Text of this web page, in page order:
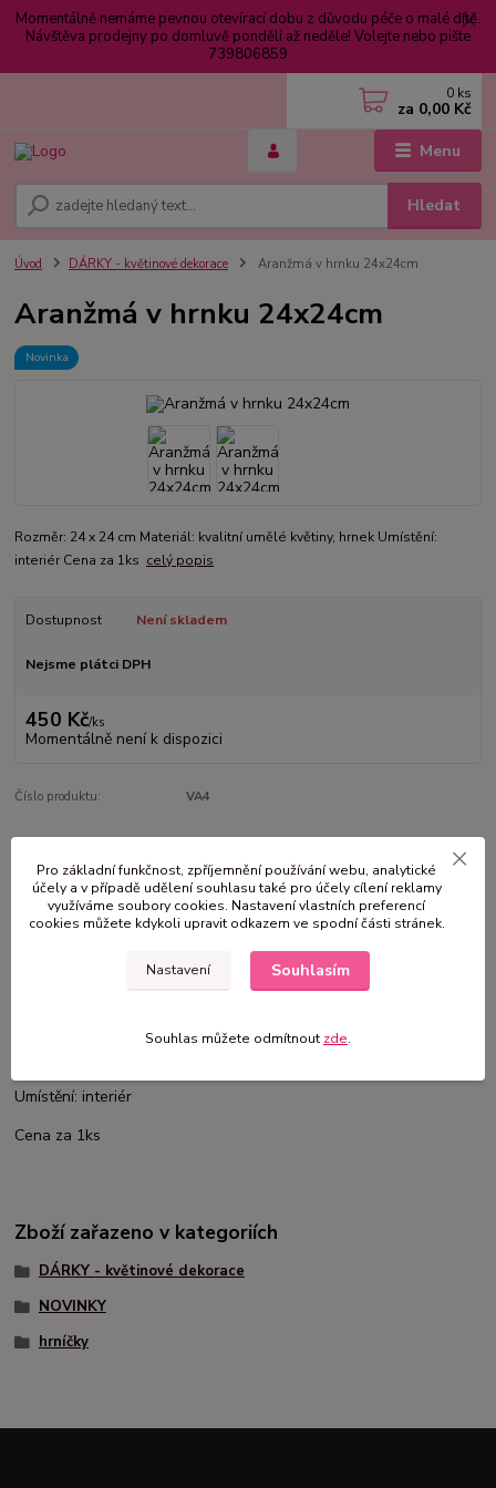
Momentálně nemáme pevnou otevírací dobu z důvodu péče o malé dítě.
Návštěva prodejny po domluvě pondělí až neděle! Volejte nebo pište
739806859
Menu
Hledat
0 ks
za 0,00 Kč
Úvod DÁRKY - květinové dekorace Aranžmá v hrnku 24x24cm
Aranžmá v hrnku 24x24cm
Novinka
Rozměr: 24 x 24 cm Materiál: kvalitní umělé květiny, hrnek Umístění:
interiér Cena za 1ks celý popis
Dostupnost Není skladem
Nejsme plátci DPH
450 Kč/ks
Momentálně není k dispozici
Číslo produktu: VA4
Kompletní specifikace
Komentáře 0
Kompletní specifikace
Umístění: interiér
Cena za 1ks
Zboží zařazeno v kategoriích
DÁRKY - květinové dekorace
NOVINKY
hrníčky
Pro základní funkčnost, zpříjemnění používání webu, analytické
účely a v případě udělení souhlasu také pro účely cílení reklamy
využíváme soubory cookies. Nastavení vlastních preferencí
cookies můžete kdykoli upravit odkazem ve spodní části stránek.
Nastavení Souhlasím
Souhlas můžete odmítnout zde.